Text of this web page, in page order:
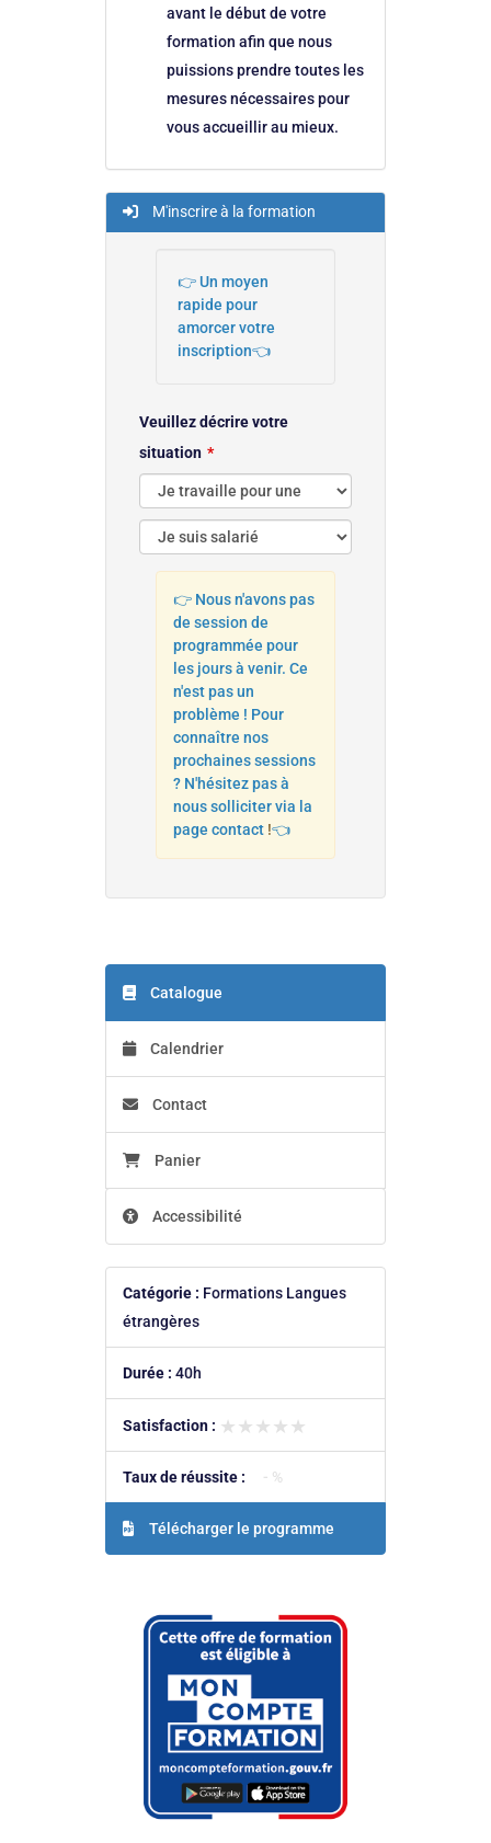
avant le début de votre
formation afin que nous
puissions prendre toutes les
mesures nécessaires pour
vous accueillir au mieux.
M'inscrire à la formation
👉 Un moyen
rapide pour
amorcer votre
inscription👈
Veuillez décrire votre
situation
👉 Nous n'avons pas
de session de
programmée pour
les jours à venir. Ce
n'est pas un
problème ! Pour
connaître nos
prochaines sessions
? N'hésitez pas à
nous solliciter via la
page contact!👈
Catalogue
Calendrier
Contact
Panier
Accessibilité
Catégorie : Formations Langues
étrangères
Durée : 40h
Satisfaction : ★★★★★
★★★★★
Taux de réussite : - %
Télécharger le programme